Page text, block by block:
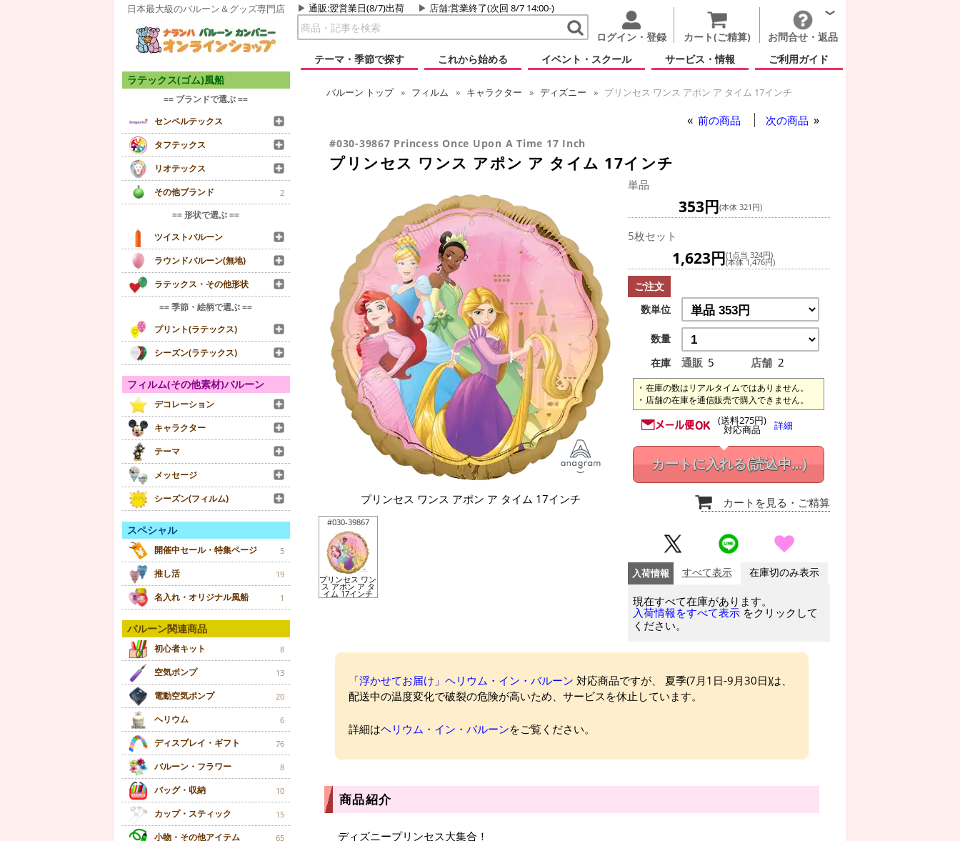
日本最大級のバルーン＆グッズ専門店 通販:翌営業日(8/7)出荷 店舗:営業終了(次回 8/7 14:00-)
ログイン・登録 カート(ご精算)
お問合せ・返品
テーマ・季節で探す
これから始める イベント・スクール サービス・情報 ご利用ガイド
ラテックス(ゴム)風船
== ブランドで選ぶ ==
センペルテックス
タフテックス
リオテックス
その他ブランド
2
== 形状で選ぶ ==
ツイストバルーン
ラウンドバルーン(無地)
ラテックス・その他形状
== 季節・絵柄で選ぶ ==
プリント(ラテックス)
シーズン(ラテックス)
フィルム(その他素材)バルーン
デコレーション
キャラクター
テーマ
メッセージ
シーズン(フィルム)
スペシャル
開催中セール・特集ページ 5
推し活 19
名入れ・オリジナル風船 1
バルーン関連商品
初心者キット 8
空気ポンプ 13
電動空気ポンプ 20
ヘリウム 6
ディスプレイ・ギフト 76
バルーン・フラワー 8
バッグ・収納 10
カップ・スティック 15
小物・その他アイテム 65
バルーン トップ フィルム キャラクター ディズニー プリンセス ワンス アポン ア タイム 17インチ
前の商品 次の商品
#030-39867 Princess Once Upon A Time 17 Inch
プリンセス ワンス アポン ア タイム 17インチ
プリンセス ワンス アポン ア タイム 17インチ
#030-39867
プリンセス ワン
ス アポン ア タ
イム 17インチ
単品
353円(本体 321円)
5枚セット
1,623円(1点当 324円)
(本体 1,476円)
ご注文
数単位
数量
在庫
通販 5 店舗 2
在庫の数はリアルタイムではありません。
店舗の在庫を通信販売で購入できません。
(送料275円)
対応商品 詳細
カートに入れる(読込中...)
カートを見る ・ご精算
入荷情報 すべて表示 在庫切のみ表示
現在すべて在庫があります。
入荷情報をすべて表示 をクリックして
ください。
「浮かせてお届け」ヘリウム・イン・バルーン 対応商品ですが、 夏季(7月1日-9月30日)は、
配送中の温度変化で破裂の危険が高いため、サービスを休止しています。
詳細はヘリウム・イン・バルーンをご覧ください。
商品紹介
ディズニープリンセス大集合！